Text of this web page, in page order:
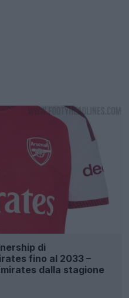
di
fino al 2033 –
dalla stagione